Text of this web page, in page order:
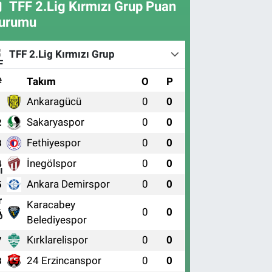
TFF 2.Lig Kırmızı Grup Puan
TFF 2.Lig Kırmızı Grup
Takım O P
Ankaragücü 0 0
Sakaryaspor 0 0
Fethiyespor 0 0
İnegölspor 0 0
Ankara Demirspor 0 0
Karacabey
Belediyespor
0 0
Kırklarelispor 0 0
24 Erzincanspor 0 0